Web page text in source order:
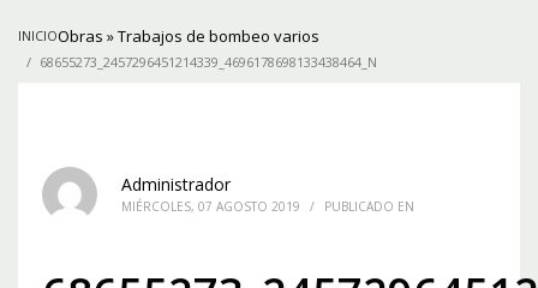
INICIOObras »Trabajos de bombeo varios
68655273_2457296451214339_4696178698133438464_N
Administrador
MIÉRCOLES, 07 AGOSTO 2019 / PUBLICADO EN